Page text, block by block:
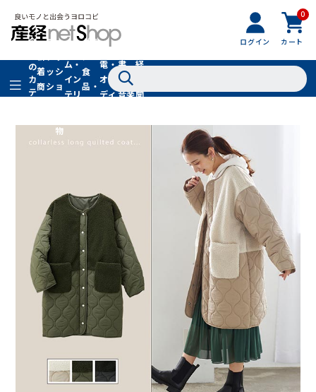
ログイン
0
カート
全
の
カ
テ
着
商
品
フ
ッ
シ
ョ
フ
ァ
シ
ョ
ン
物
ム・
イン
テリ
グル
食
品・
ドリ
家
電・
オー
ディ
書
籍・
音楽
経
聞
在庫切れ